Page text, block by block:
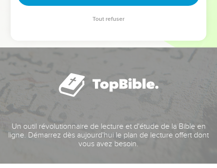
Un outil révolutionnaire de lecture et d'étude de la Bible en
ligne. Démarrez dès aujourd'hui le plan de lecture offert dont
vous avez besoin.
Tout refuser